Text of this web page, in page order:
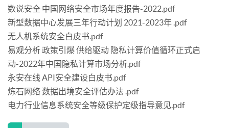
数说安全 中国网络安全市场年度报告-2022.pdf
新型数据中心发展三年行动计划 2021-2023年 .pdf
无人机系统安全白皮书.pdf
易观分析 政策引爆 供给驱动 隐私计算价值循环正式启
动-2022年中国隐私计算市场分析.pdf
永安在线 API安全建设白皮书.pdf
炼石网络 数据出境安全评估办法 .pdf
电力行业信息系统安全等级保护定级指导意见.pdf